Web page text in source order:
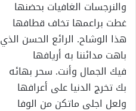
والنرجسات الغافيات بحضنها
غطت براعمها تخاف قطافها
هذا الوشاح. الرائع الحسن الذي
باهت مدائننا به أريافها
فيك الجمال وأنت. سحر بهائه
بك تخرج الدنيا على أعرافها
ولعل اجلى ماتكن من الوفا